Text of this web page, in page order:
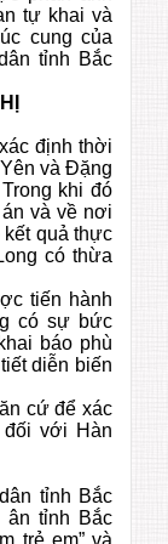
tự khai và
cung của
tỉnh Bắc
định thời
và Đặng
khi đó
và về nơi
kết quả thực
có thừa
tiến hành
có sự bức
báo phù
diễn biến
cứ để xác
với Hàn
tỉnh Bắc
ân tỉnh Bắc